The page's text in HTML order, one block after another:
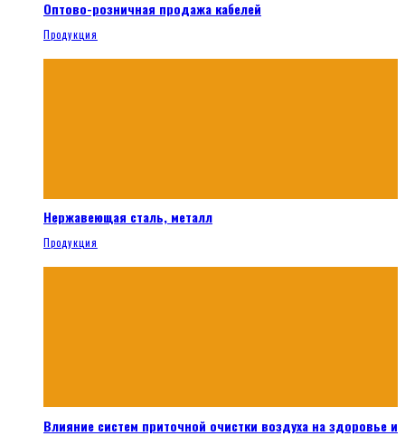
Оптово-розничная продажа кабелей
Продукция
Нержавеющая сталь, металл
Продукция
Влияние систем приточной очистки воздуха на здоровье и